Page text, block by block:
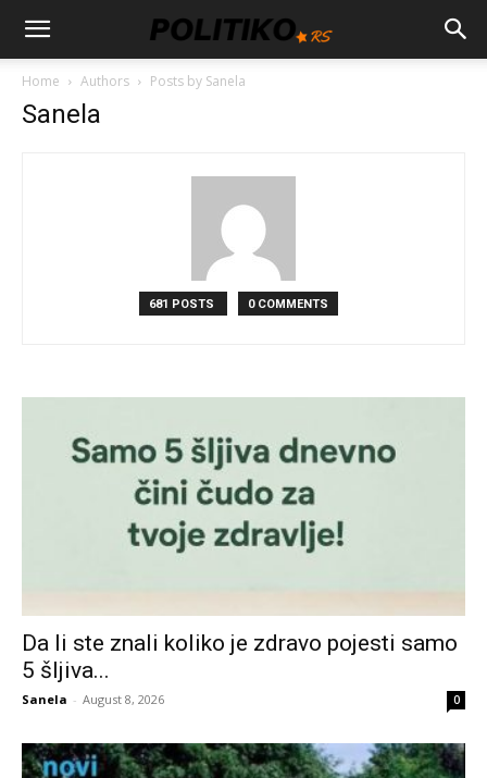
Home Authors Posts by Sanela
Sanela
681 POSTS 0 COMMENTS
Da li ste znali koliko je zdravo pojesti samo
5 šljiva...
Sanela - August 8, 2026 0